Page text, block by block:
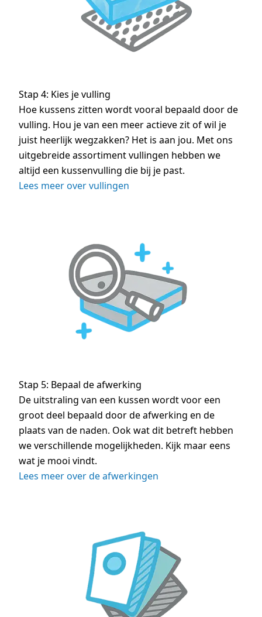
Stap 4: Kies je vulling
Hoe kussens zitten wordt vooral bepaald door de
vulling. Hou je van een meer actieve zit of wil je
juist heerlijk wegzakken? Het is aan jou. Met ons
uitgebreide assortiment vullingen hebben we
altijd een kussenvulling die bij je past.
Lees meer over vullingen
Stap 5: Bepaal de afwerking
De uitstraling van een kussen wordt voor een
groot deel bepaald door de afwerking en de
plaats van de naden. Ook wat dit betreft hebben
we verschillende mogelijkheden. Kijk maar eens
wat je mooi vindt.
Lees meer over de afwerkingen